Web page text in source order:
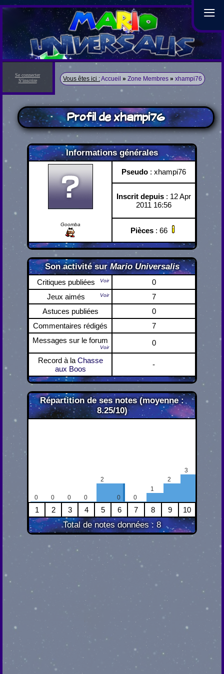
≡
Se connecter
S'inscrire
Vous êtes ici :Accueil » Zone Membres » xhampi76
Profil de xhampi76
Informations générales
Goomba
Pseudo : xhampi76
Inscrit depuis : 12 Apr
2011 16:56
Pièces: 66
Son activité surMario Universalis
Critiques publiées Voir
0
Jeux aimés
Voir
7
Astuces publiées
0
Commentaires rédigés
7
Messages sur le forum
Voir
0
Record à la Chasse
aux Boos
-
Répartition de ses notes (moyenne :
8.25/10)
Total de notes données : 8
0 0 0 0
2
0 0
1
2
3
1 2 3 4 5 6 7 8 9 10